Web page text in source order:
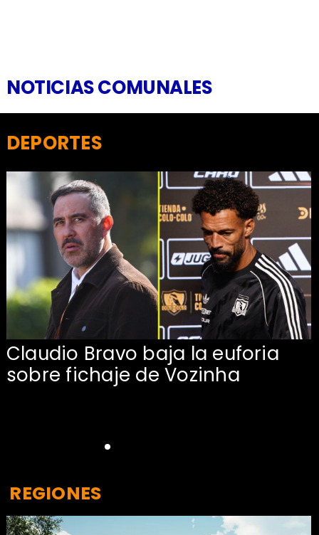
NOTICIAS COMUNALES
Claudio Bravo baja la euforia
sobre fichaje de Vozinha
DEPORTES
REGIONES